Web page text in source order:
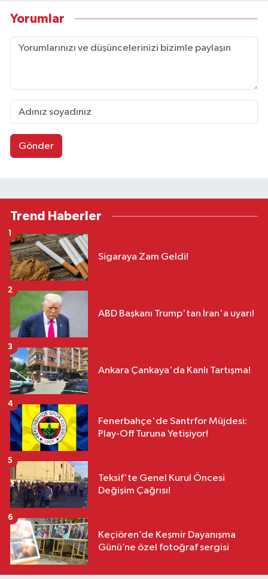
Yorumlar
Gönder
Trend Haberler
Sigaraya Zam Geldi!
1
ABD Başkanı Trump'tan İran'a uyarı!
2
Ankara Çankaya'da Kanlı Tartışma!
3
Fenerbahçe'de Santrfor Müjdesi:
Play-Off Turuna Yetişiyor!
4
Teksif'te Genel Kurul Öncesi
Değişim Çağrısı!
5
Keçiören’de Keşmir Dayanışma
Günü’ne özel fotoğraf sergisi
6